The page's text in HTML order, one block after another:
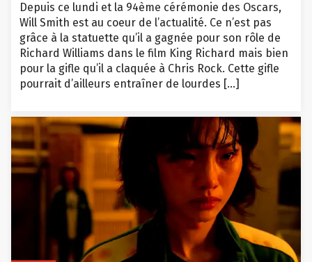
Depuis ce lundi et la 94ème cérémonie des Oscars,
Will Smith est au coeur de l’actualité. Ce n’est pas
grâce à la statuette qu’il a gagnée pour son rôle de
Richard Williams dans le film King Richard mais bien
pour la gifle qu’il a claquée à Chris Rock. Cette gifle
pourrait d’ailleurs entraîner de lourdes […]